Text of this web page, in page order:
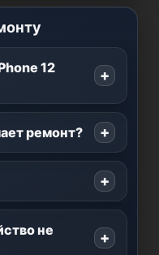
12
ремонт?
не